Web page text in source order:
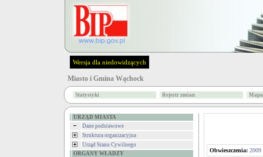
Wersja dla niedowidzących
Miasto i Gmina Wąchock
Statystyki Rejestr zmian
URZĄD MIASTA
Dane podstawowe
Struktura organizacyjna
Urząd Stanu Cywilnego
ORGANY WŁADZY
Obwieszczenia: 2009